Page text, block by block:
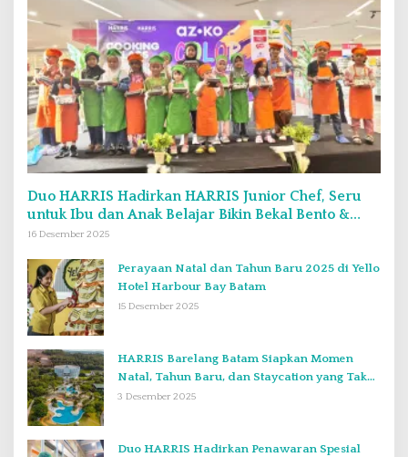
Duo HARRIS Hadirkan HARRIS Junior Chef, Seru
untuk Ibu dan Anak Belajar Bikin Bekal Bento &
Kimbab
16 Desember 2025
Perayaan Natal dan Tahun Baru 2025 di Yello
Hotel Harbour Bay Batam
15 Desember 2025
HARRIS Barelang Batam Siapkan Momen
Natal, Tahun Baru, dan Staycation yang Tak
Terlupakan di Desember 2025
3 Desember 2025
Duo HARRIS Hadirkan Penawaran Spesial